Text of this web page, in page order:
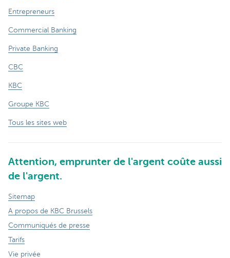
Entrepreneurs
Commercial Banking
Private Banking
CBC
KBC
Groupe KBC
Tous les sites web
Attention, emprunter de l'argent coûte aussi
de l'argent.
Sitemap
A propos de KBC Brussels
Communiqués de presse
Tarifs
Vie privée